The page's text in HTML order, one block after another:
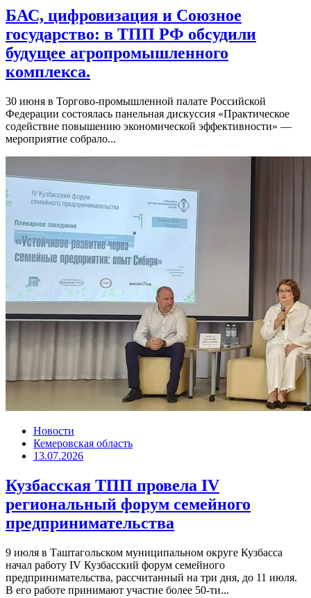
БАС, цифровизация и Союзное
государство: в ТПП РФ обсудили
будущее агропромышленного
комплекса.
30 июня в Торгово-промышленной палате Российской
Федерации состоялась панельная дискуссия «Практическое
содействие повышению экономической эффективности» —
мероприятие собрало...
Новости
Кемеровская область
13.07.2026
Кузбасская ТПП провела IV
региональный форум семейного
предпринимательства
9 июля в Таштагольском муниципальном округе Кузбасса
начал работу IV Кузбасский форум семейного
предпринимательства, рассчитанный на три дня, до 11 июля.
В его работе принимают участие более 50-ти...